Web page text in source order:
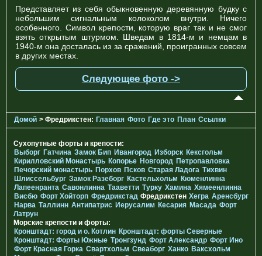
Представляет из себя обыкновенную деревянную будку с
небольшим сигнальным колоколом внутри. Ничего
особенного. Символ крепости, которую враг так и не смог
взять открытым штурмом. Шведам в 1814-м и немцам в
1940-м она досталась из за сражений, проигранных совсем
в других местах.
Следующее фото ->
Домой > Фредрикстен: Главная Фото Где это План Ссылки
Сухопутные форты и крепости:
Выборг Гатчина Замок Бип Ивангород Изборск Кексгольм
Кирилловский Монастырь Копорье Новгород Петропавловка
Печорcкий монастырь Порхов Псков Старая Ладога Тихвин
Шлиссельбург Замок Разеборг Кастельхольм Кюменлинна
Лапеенранта Савонлинна Тааветти Турку Хамина Хямеенлинна
Висбю Форт Хойторп Фредрикстад Фредрикстен Хегра Аренсбург
Нарва Таллинн Антипатрис Иерусалим Кесария Масада Форт
Латрун
Морские крепости и форты:
Кронштадт: город и о. Котлин Кронштадт: форты Северные
Кронштадт: Форты Южные Тронгзунд Форт Александр Форт Ино
Форт Красная Горка Свартхольм Свеаборг Ханко Ваксхольм